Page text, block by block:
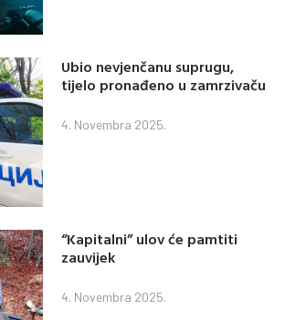
Ubio nevjenčanu suprugu,
tijelo pronađeno u zamrzivaču
4. Novembra 2025.
“Kapitalni” ulov će pamtiti
zauvijek
4. Novembra 2025.